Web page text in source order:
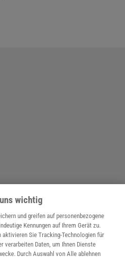
wichtig
und greifen auf personenbezogene
Kennungen auf Ihrem Gerät zu.
Sie Tracking-Technologien für
verarbeiten Daten, um Ihnen Dienste
Durch Auswahl von Alle ablehnen